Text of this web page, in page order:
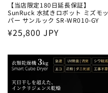
【当店限定180日延長保証】
SunRuck 水拭きロボット ミズモッ
パー サンルック SR-WR010-GY
通
価
格
¥25,800 JPY